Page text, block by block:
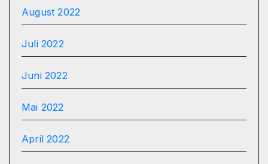
August 2022
Juli 2022
Juni 2022
Mai 2022
April 2022